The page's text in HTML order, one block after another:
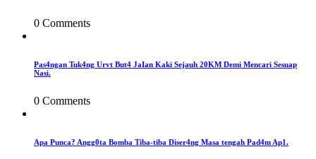
0 Comments
Pas4ngan Tuk4ng Urvt But4 JaIan Kaki Sejauh 20KM Demi Mencari Sesuap
Nasi.
0 Comments
Apa Punca? Angg0ta Bomba Tiba-tiba Diser4ng Masa tengah Pad4m Ap1.